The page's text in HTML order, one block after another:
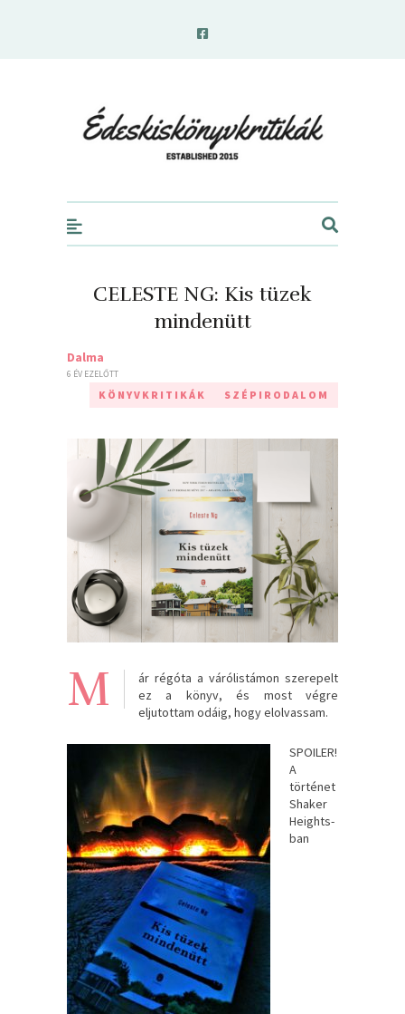
CELESTE NG: Kis ​tüzek
mindenütt
Dalma
6 ÉV EZELŐTT
KÖNYVKRITIKÁK SZÉPIRODALOM
M
ár régóta a várólistámon szerepelt
ez a könyv, és most végre
eljutottam odáig, hogy elolvassam.
SPOILER!
A
történet
Shaker
Heights-
ban